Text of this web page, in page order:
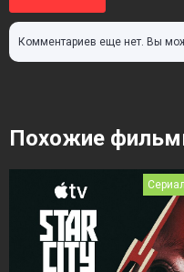
Комментариев еще нет. Вы
Похожие
Сериал